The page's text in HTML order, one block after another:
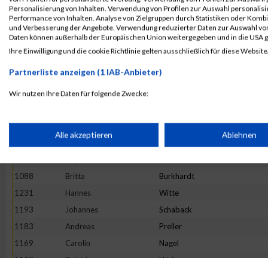
1115
Laura Hebrock
1195
Martin Scharrmann
1095
Carsten Dorn
1175
Heike Noll
1104
Michaela
1162
Torsten Mehlert
Dennis
1088
Britta Burkhardt
1231
Hannes Witte
1193
Johannes Schaback
1183
Andreas Preller
1169
Carolin Nagel
Personalisierung von Inhalten. Verwendung von Profilen zur Auswahl
Performance von Inhalten. Analyse von Zielgruppen durch Statistiken oder
und Verbesserung der Angebote. Verwendung reduzierter Daten zur Auswahl
Daten können außerhalb der Europäischen Union weitergegeben und in die USA
Ihre Einwilligung und die cookie Richtlinie gelten ausschließlich für diese
Partnerliste anzeigen (1 IAB-Anbieter)
Wir nutzen Ihre Daten für folgende Zwecke:
Speichern von oder Zugriff auf Informationen auf einem
Erstellung von Profilen für personalisierte Werbung
Verwendung von Profilen zur Auswahl personalisierter Werbung
Alle akzeptieren Ablehnen